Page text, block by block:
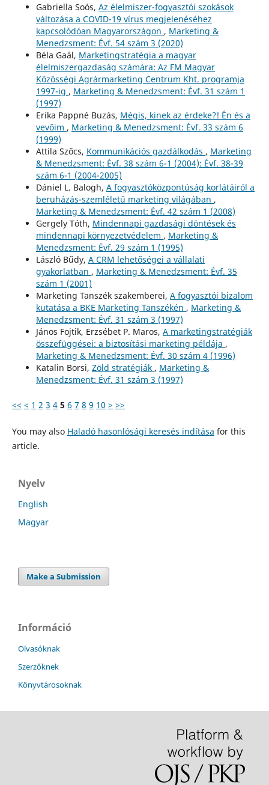
Gabriella Soós, Az élelmiszer-fogyasztói szokások
változása a COVID-19 vírus megjelenéséhez
kapcsolódóan Magyarországon , Marketing &
Menedzsment: Évf. 54 szám 3 (2020)
Béla Gaál, Marketingstratégia a magyar
élelmiszergazdaság számára: Az FM Magyar
Közösségi Agrármarketing Centrum Kht. programja
1997-ig , Marketing & Menedzsment: Évf. 31 szám 1
(1997)
Erika Pappné Buzás, Mégis, kinek az érdeke?! Én és a
vevőim , Marketing & Menedzsment: Évf. 33 szám 6
(1999)
Attila Szőcs, Kommunikációs gazdálkodás , Marketing
& Menedzsment: Évf. 38 szám 6-1 (2004): Évf. 38-39
szám 6-1 (2004-2005)
Dániel L. Balogh, A fogyasztóközpontúság korlátáiról a
beruházás-szemléletű marketing világában ,
Marketing & Menedzsment: Évf. 42 szám 1 (2008)
Gergely Tóth, Mindennapi gazdasági döntések és
mindennapi környezetvédelem , Marketing &
Menedzsment: Évf. 29 szám 1 (1995)
László Bűdy, A CRM lehetőségei a vállalati
gyakorlatban , Marketing & Menedzsment: Évf. 35
szám 1 (2001)
Marketing Tanszék szakemberei, A fogyasztói bizalom
kutatása a BKE Marketing Tanszékén , Marketing &
Menedzsment: Évf. 31 szám 3 (1997)
János Fojtik, Erzsébet P. Maros, A marketingstratégiák
összefüggései: a biztosítási marketing példája ,
Marketing & Menedzsment: Évf. 30 szám 4 (1996)
Katalin Borsi, Zöld stratégiák , Marketing &
Menedzsment: Évf. 31 szám 3 (1997)
<< < 1 2 3 4 5 6 7 8 9 10 > >>
You may also Haladó hasonlósági keresés indítása for this
article.
Nyelv
English
Magyar
Make a Submission
Információ
Olvasóknak
Szerzőknek
Könyvtárosoknak